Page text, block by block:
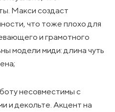
Макси создаст
что тоже плохо для
и грамотного
модели миди: длина чуть
несовместимы с
и декольте. Акцент на